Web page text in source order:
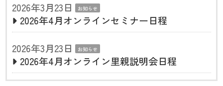
2026年3月23日
お知らせ
2026年4月オンラインセミナー日程
2026年3月23日
お知らせ
2026年4月オンライン里親説明会日程